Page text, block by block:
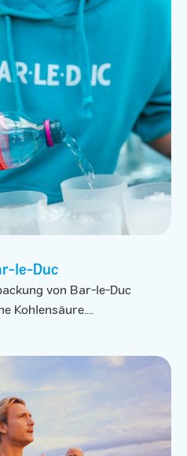
le-Duc
von Bar-le-Duc
Kohlensäure....